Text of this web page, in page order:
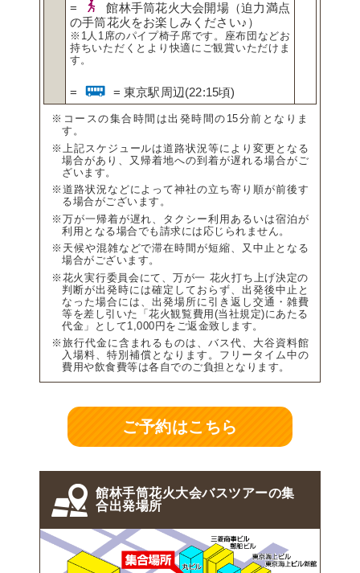
=
館林手筒花火大会開場（迫力満点
の手筒花火をお楽しみください♪）
※1人1席のパイプ椅子席です。座布団などお
持ちいただくとより快適にご観賞いただけま
す。
= = 東京駅周辺(22:15頃)
※コースの集合時間は出発時間の15分前となりま
す。
※上記スケジュールは道路状況等により変更となる
場合があり、又帰着地への到着が遅れる場合がご
ざいます。
※道路状況などによって神社の立ち寄り順が前後す
る場合がございます。
※万が一帰着が遅れ、タクシー利用あるいは宿泊が
利用となる場合でも請求には応じられません。
※天候や混雑などで滞在時間が短縮、又中止となる
場合がございます。
※花火実行委員会にて、万が一 花火打ち上げ決定の
判断が出発時には確定しておらず、出発後中止と
なった場合には、出発場所に引き返し交通・雑費
等を差し引いた「花火観覧費用(当社規定)にあたる
代金」として1,000円をご返金致します。
※旅行代金に含まれるものは、バス代、大谷資料館
入場料、特別補償となります。フリータイム中の
費用や飲食費等は各自でのご負担となります。
ご予約はこちら
館林手筒花火大会バスツアーの集
合出発場所